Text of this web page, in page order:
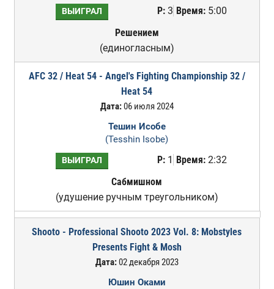
ВЫИГРАЛ Р:3 Время:5:00
Решением
(единогласным)
AFC 32 / Heat 54 - Angel's Fighting Championship 32 /
Heat 54
Дата:06 июля 2024
Тешин Исобе
(Tesshin Isobe)
ВЫИГРАЛ Р:1 Время:2:32
Сабмишном
(удушение ручным треугольником)
Shooto - Professional Shooto 2023 Vol. 8: Mobstyles
Presents Fight & Mosh
Дата:02 декабря 2023
Юшин Оками